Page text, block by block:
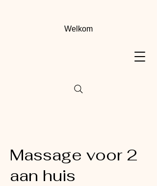
Welkom
Massage voor 2
aan huis